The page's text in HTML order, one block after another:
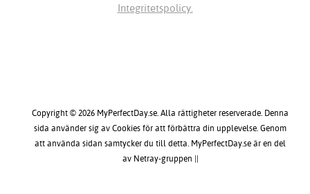
Integritetspolicy.
Copyright © 2026 MyPerfectDay.se. Alla rättigheter reserverade. Denna
sida använder sig av Cookies för att förbättra din upplevelse. Genom
att använda sidan samtycker du till detta. MyPerfectDay.se är en del
av Netray-gruppen ||